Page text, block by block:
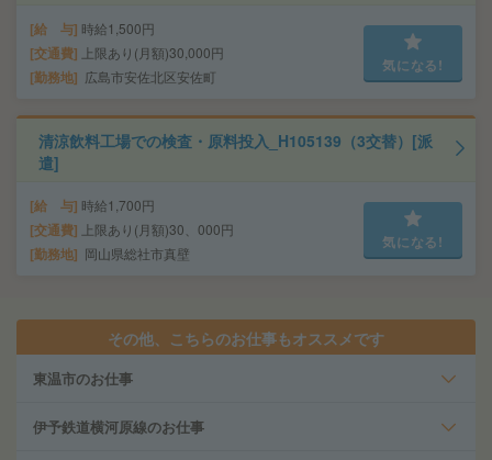
給 与 時給1,500円
交通費 上限あり(月額)30,000円
勤務地 広島市安佐北区安佐町
気になる!
清涼飲料工場での検査・原料投入_H105139（3交替）[派
遣]
給 与 時給1,700円
交通費 上限あり(月額)30、000円
勤務地 岡山県総社市真壁
気になる!
その他、こちらのお仕事もオススメです
東温市のお仕事
伊予鉄道横河原線のお仕事